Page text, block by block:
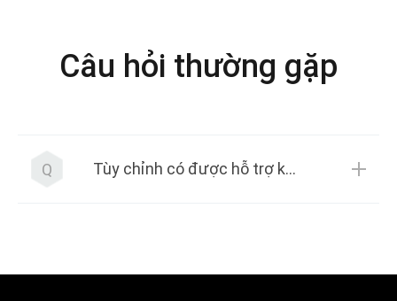
Câu hỏi thường gặp
Q Tùy chỉnh có được hỗ trợ không?